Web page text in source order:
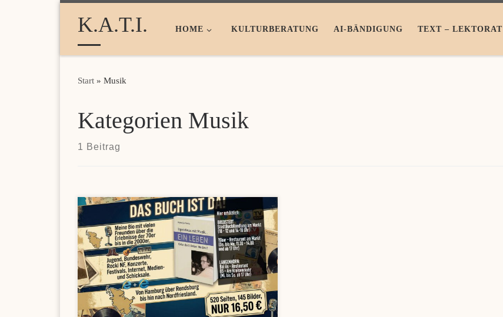
Zum Inhalt springenK.A.T.I. HOME KULTURBERATUNG AI-BÄNDIGUNG TEXT – LEKTORAT
Start » Musik
Kategorien Musik
1 Beitrag
Wer nach modernen Zahlungsmöglichkeiten für das
Online-Gaming sucht, findet mit Online Casinos mit
Skrill 2026 eine praktische Übersicht zu schnellen
Transaktionen und attraktiven Bonusangeboten.
Skrill überzeugt viele Nutzer durch einfache
Einzahlungen und komfortable Auszahlungen,
weshalb diese Zahlungsoption bei vielen Casino-
Fans immer beliebter wird. Wer sich über moderne